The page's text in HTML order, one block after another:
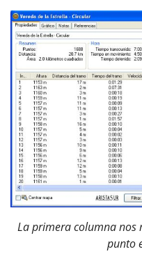
La primera columna nos
punto